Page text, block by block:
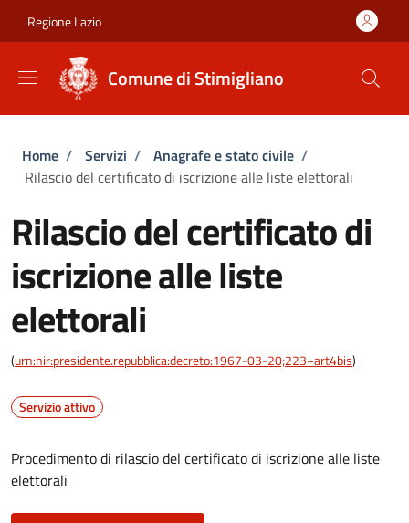
Regione Lazio
Comune di Stimigliano
Briciole di pane
Home / Servizi / Anagrafe e stato civile /
Rilascio del certificato di iscrizione alle liste elettorali
Rilascio del certificato di
iscrizione alle liste
elettorali
(urn:nir:presidente.repubblica:decreto:1967-03-20;223~art4bis)
Servizio attivo
Procedimento di rilascio del certificato di iscrizione alle liste
elettorali